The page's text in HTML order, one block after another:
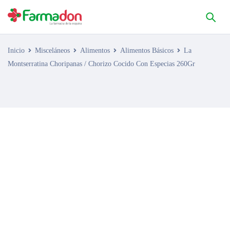
Inicio Misceláneos Alimentos Alimentos Básicos
La
Montserratina Choripanas / Chorizo Cocido Con Especias 260Gr